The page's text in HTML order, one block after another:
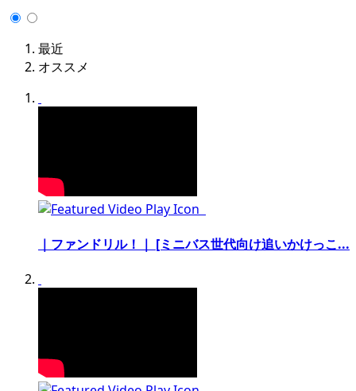
最近
オススメ
｜ファンドリル！｜ [ミニバス世代向け追いかけっこ...